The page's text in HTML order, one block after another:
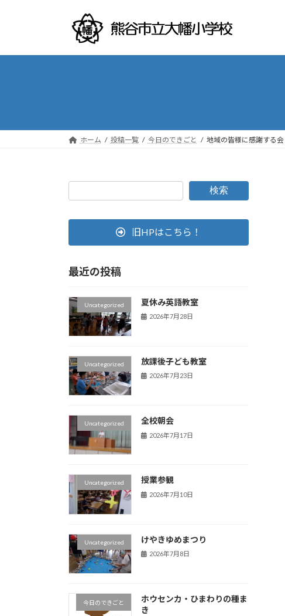
プ
動
ホーム 投稿一覧 今日のできごと 地域の皆様に感謝する会
検索
旧HPはこちら！
最近の投稿
Uncategorized 夏休み英語教室
2026年7月28日
Uncategorized 放課後子ども教室
2026年7月23日
Uncategorized 全校朝会
2026年7月17日
Uncategorized 授業参観
2026年7月10日
Uncategorized けやきゆめまつり
2026年7月8日
今日のできごと
ホウセンカ・ひまわりの種ま
き